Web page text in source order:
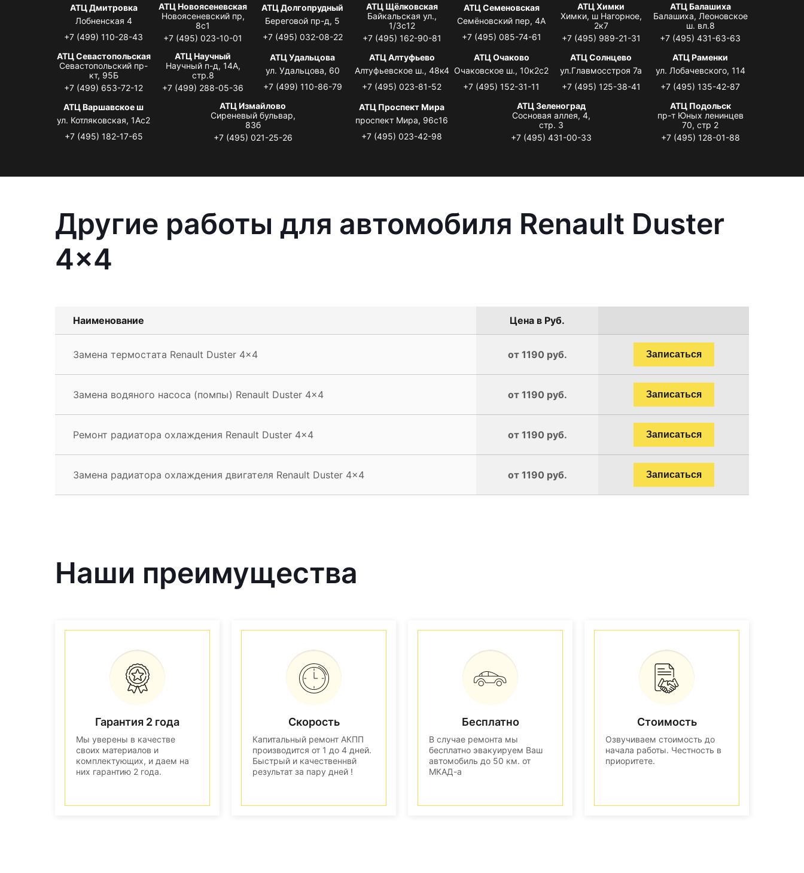
АТЦ Дмитровка
Лобненская 4
+7 (499) 110-28-43
АТЦ Новоясеневская
Новоясеневский пр,
8с1
+7 (495) 023-10-01
АТЦ Долгопрудный
Береговой пр-д, 5
+7 (495) 032-08-22
АТЦ Щёлковская
Байкальская ул.,
1/3с12
+7 (495) 162-90-81
АТЦ Семеновская
Семёновский пер, 4А
+7 (495) 085-74-61
АТЦ Химки
Химки, ш Нагорное,
2к7
+7 (495) 989-21-31
АТЦ Балашиха
Балашиха, Леоновское
ш. вл.8
+7 (495) 431-63-63
АТЦ Севастопольская
Севастопольский пр-
кт, 95Б
+7 (499) 653-72-12
АТЦ Научный
Научный п-д, 14А,
стр.8
+7 (499) 288-05-36
АТЦ Удальцова
ул. Удальцова, 60
+7 (499) 110-86-79
АТЦ Алтуфьево
Алтуфьевское ш., 48к4
+7 (495) 023-81-52
АТЦ Очаково
Очаковское ш., 10к2с2
+7 (495) 152-31-11
АТЦ Солнцево
ул.Главмосстроя 7а
+7 (495) 125-38-41
АТЦ Раменки
ул. Лобачевского, 114
+7 (495) 135-42-87
АТЦ Варшавское ш
ул. Котляковская, 1Ас2
+7 (495) 182-17-65
АТЦ Измайлово
Сиреневый бульвар,
83б
+7 (495) 021-25-26
АТЦ Проспект Мира
проспект Мира, 96с16
+7 (495) 023-42-98
АТЦ Зеленоград
Сосновая аллея, 4,
стр. 3
+7 (495) 431-00-33
АТЦ Подольск
пр-т Юных ленинцев
70, стр 2
+7 (495) 128-01-88
Другие работы для автомобиля Renault Duster
4x4
Наименование Цена в Руб.
Замена термостата Renault Duster 4x4 от 1190 руб. Записаться
Замена водяного насоса (помпы) Renault Duster 4x4 от 1190 руб. Записаться
Ремонт радиатора охлаждения Renault Duster 4x4 от 1190 руб. Записаться
Замена радиатора охлаждения двигателя Renault Duster 4x4 от 1190 руб. Записаться
Наши преимущества
Гарантия 2 года
Мы уверены в качестве
своих материалов и
комплектующих, и даем на
них гарантию 2 года.
Скорость
Капитальный ремонт АКПП
производится от 1 до 4 дней.
Быстрый и качественнвй
результат за пару дней !
Бесплатно
В случае ремонта мы
бесплатно эвакуируем Ваш
автомобиль до 50 км. от
МКАД-а
Стоимость
Озвучиваем стоимость до
начала работы. Честность в
приоритете.